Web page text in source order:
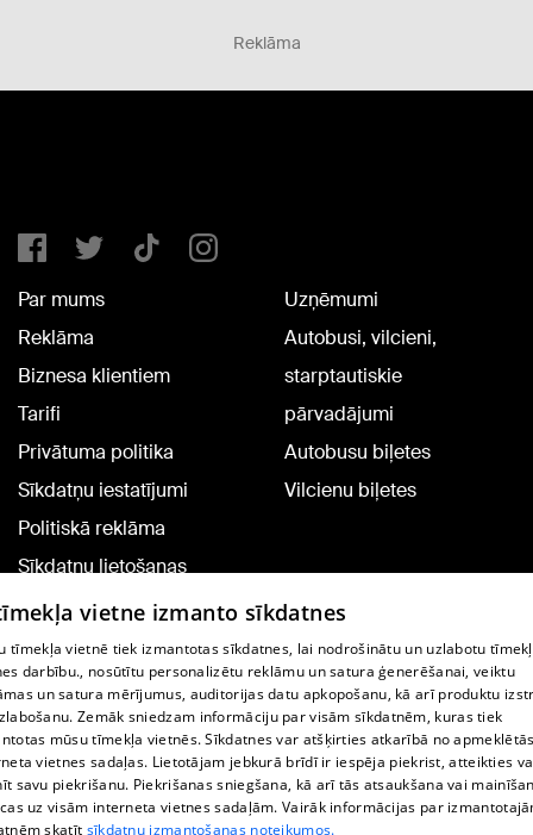
Reklāma
Par mums
Reklāma
Biznesa klientiem
Tarifi
Privātuma politika
Sīkdatņu iestatījumi
Politiskā reklāma
Sīkdatņu lietošanas
noteikumi
Komentāru pievienošana
Uzņēmumi
Autobusi, vilcieni,
starptautiskie
pārvadājumi
Autobusu biļetes
Vilcienu biļetes
TV programma
Līguma noteikumi
360 Ziņu kontakti
Helio Media
vietne izmanto sīkdatnes
tīmekļa vietnē tiek izmantotas sīkdatnes, lai nodrošinātu un uzlabotu
darbību., nosūtītu personalizētu reklāmu un satura ģenerēšanai, veiktu
un satura mērījumus, auditorijas datu apkopošanu, kā arī produktu
Zemāk sniedzam informāciju par visām sīkdatnēm, kuras tiek
mūsu tīmekļa vietnēs. Sīkdatnes var atšķirties atkarībā no
vietnes sadaļas. Lietotājam jebkurā brīdī ir iespēja piekrist, atteikties
savu piekrišanu. Piekrišanas sniegšana, kā arī tās atsaukšana vai
uz visām interneta vietnes sadaļām. Vairāk informācijas par
skatīt sīkdatņu izmantošanas noteikumos.